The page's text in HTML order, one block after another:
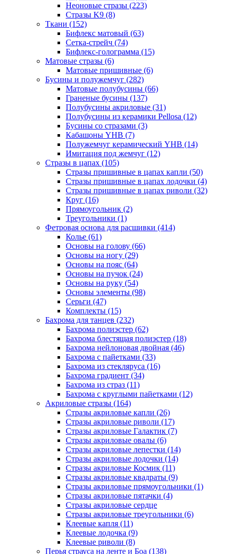
Неоновые стразы (223)
Стразы K9 (8)
Ткани (152)
Бифлекс матовый (63)
Сетка-стрейч (74)
Бифлекс-голограмма (15)
Матовые стразы (6)
Матовые пришивные (6)
Бусины и полужемчуг (282)
Матовые полубусины (66)
Граненые бусины (137)
Полубусины акриловые (31)
Полубусины из керамики Pellosa (12)
Бусины со стразами (3)
Кабашоны YHB (7)
Полужемчуг керамический YHB (14)
Имитация под жемчуг (12)
Стразы в цапах (105)
Стразы пришивные в цапах капли (50)
Стразы пришивные в цапах лодочки (4)
Стразы пришивные в цапах риволи (32)
Круг (16)
Прямоугольник (2)
Треугольники (1)
Фетровая основа для расшивки (414)
Колье (61)
Основы на голову (66)
Основы на ногу (29)
Основы на пояс (64)
Основы на пучок (24)
Основы на руку (54)
Основы элементы (98)
Серьги (47)
Комплекты (15)
Бахрома для танцев (232)
Бахрома полиэстер (62)
Бахрома блестящая полиэстер (18)
Бахрома нейлоновая двойная (46)
Бахрома с пайетками (33)
Бахрома из стекляруса (16)
Бахрома градиент (34)
Бахрома из страз (11)
Бахрома с круглыми пайетками (12)
Акриловые стразы (164)
Стразы акриловые капли (26)
Стразы акриловые риволи (17)
Стразы акриловые Галактик (7)
Стразы акриловые овалы (6)
Стразы акриловые лепестки (14)
Стразы акриловые лодочки (14)
Стразы акриловые Космик (11)
Стразы акриловые квадраты (9)
Стразы акриловые прямоугольники (1)
Стразы акриловые пятачки (4)
Стразы акриловые сердце
Стразы акриловые треугольники (6)
Клеевые капля (11)
Клеевые лодочка (9)
Клеевые риволи (8)
Перья страуса на ленте и Боа (138)